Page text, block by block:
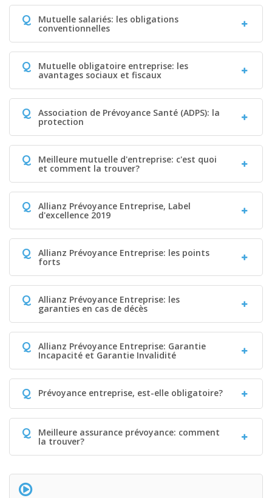
Q Mutuelle salariés: les obligations
conventionnelles
Q Mutuelle obligatoire entreprise: les
avantages sociaux et fiscaux
Q Association de Prévoyance Santé (ADPS): la
protection
Q Meilleure mutuelle d'entreprise: c'est quoi
et comment la trouver?
Q Allianz Prévoyance Entreprise, Label
d'excellence 2019
Q Allianz Prévoyance Entreprise: les points
forts
Q Allianz Prévoyance Entreprise: les
garanties en cas de décès
Q Allianz Prévoyance Entreprise: Garantie
Incapacité et Garantie Invalidité
Q Prévoyance entreprise, est-elle obligatoire?
Q Meilleure assurance prévoyance: comment
la trouver?